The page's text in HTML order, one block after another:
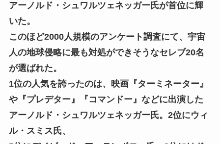
アーノルド・シュワルツェネッガー氏が首位に輝
いた。
このほど2000人規模のアンケート調査にて、宇宙
人の地球侵略に最も対処ができそうなセレブ20名
が選ばれた。
1位の人気を誇ったのは、映画『ターミネーター』
や『プレデター』『コマンドー』などに出演した
アーノルド・シュワルツェネッガー氏。2位にウィ
ル・スミス氏、